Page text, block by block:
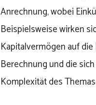
Anrechnung, wobei
Beispielsweise wirken
Kapitalvermögen auf die
Berechnung und die
Komplexität des Themas